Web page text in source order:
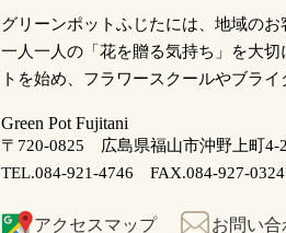
グリーンポットふじたには、地域のお
一人一人の「花を贈る気持ち」を大
トを始め、フラワースクールやブライ
Green Pot Fujitani
〒720-0825 広島県福山市沖野上町4-
TEL.084-921-4746 FAX.084-927-0324
アクセスマップ お問い合